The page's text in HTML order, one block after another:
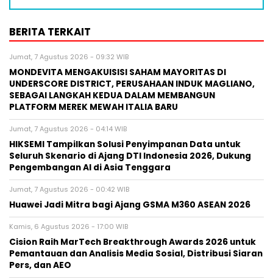
BERITA TERKAIT
Jumat, 7 Agustus 2026 - 09:32 WIB
MONDEVITA MENGAKUISISI SAHAM MAYORITAS DI
UNDERSCORE DISTRICT, PERUSAHAAN INDUK MAGLIANO,
SEBAGAI LANGKAH KEDUA DALAM MEMBANGUN
PLATFORM MEREK MEWAH ITALIA BARU
Jumat, 7 Agustus 2026 - 04:14 WIB
HIKSEMI Tampilkan Solusi Penyimpanan Data untuk
Seluruh Skenario di Ajang DTI Indonesia 2026, Dukung
Pengembangan AI di Asia Tenggara
Jumat, 7 Agustus 2026 - 00:42 WIB
Huawei Jadi Mitra bagi Ajang GSMA M360 ASEAN 2026
Kamis, 6 Agustus 2026 - 17:00 WIB
Cision Raih MarTech Breakthrough Awards 2026 untuk
Pemantauan dan Analisis Media Sosial, Distribusi Siaran
Pers, dan AEO